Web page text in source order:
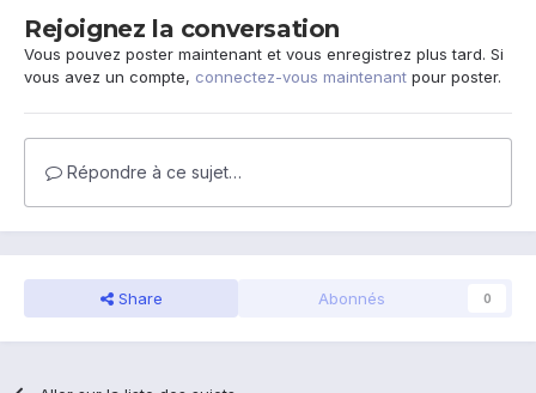
Rejoignez la conversation
Vous pouvez poster maintenant et vous enregistrez plus tard. Si
vous avez un compte, connectez-vous maintenant pour poster.
Répondre à ce sujet…
Share Abonnés 0